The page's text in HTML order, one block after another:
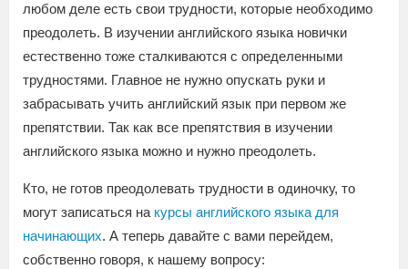
любом деле есть свои трудности, которые необходимо
преодолеть. В изучении английского языка новички
естественно тоже сталкиваются с определенными
трудностями. Главное не нужно опускать руки и
забрасывать учить английский язык при первом же
препятствии. Так как все препятствия в изучении
английского языка можно и нужно преодолеть.
Кто, не готов преодолевать трудности в одиночку, то
могут записаться на курсы английского языка для
начинающих. А теперь давайте с вами перейдем,
собственно говоря, к нашему вопросу: